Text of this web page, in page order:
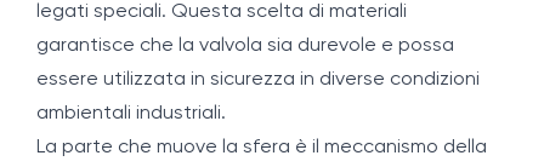
legati speciali. Questa scelta di materiali
garantisce che la valvola sia durevole e possa
essere utilizzata in sicurezza in diverse condizioni
ambientali industriali.
La parte che muove la sfera è il meccanismo della